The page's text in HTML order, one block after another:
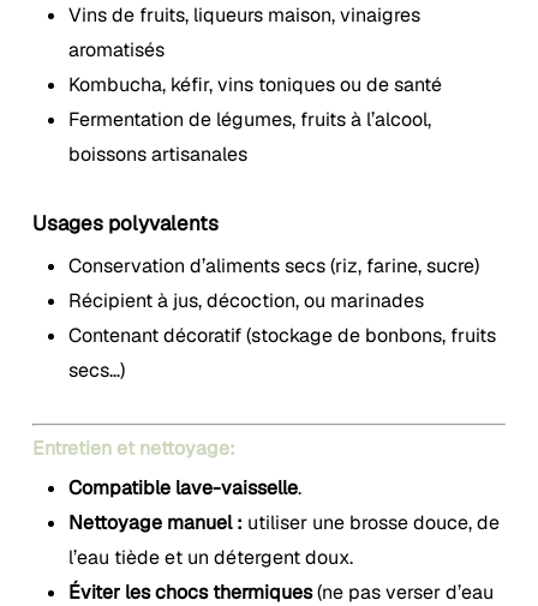
Vins de fruits, liqueurs maison, vinaigres
aromatisés
Kombucha, kéfir, vins toniques ou de santé
Fermentation de légumes, fruits à l’alcool,
boissons artisanales
Usages polyvalents
Conservation d’aliments secs (riz, farine, sucre)
Récipient à jus, décoction, ou marinades
Contenant décoratif (stockage de bonbons, fruits
secs…)
Entretien et nettoyage:
Compatible lave-vaisselle.
Nettoyage manuel : utiliser une brosse douce, de
l’eau tiède et un détergent doux.
Éviter les chocs thermiques(ne pas verser d’eau